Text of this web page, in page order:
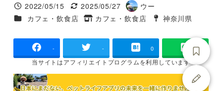
投稿日
2022/05/15
更新日
2025/05/27
著
者
ウー
施設ジャンル
カフェ・飲食店
タグ
カフェ・飲食店
タグ
神奈川県
- - 0
当サイトはアフィリエイトプログラムを利用しています